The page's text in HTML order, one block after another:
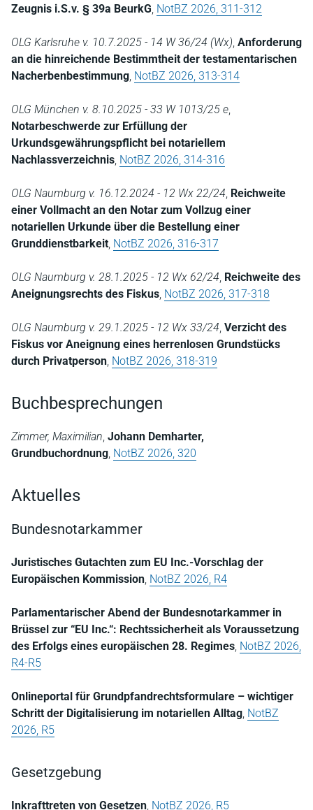
Zeugnis i.S.v. § 39a BeurkG, NotBZ 2026, 311-312
OLG Karlsruhe v. 10.7.2025 - 14 W 36/24 (Wx), Anforderung
an die hinreichende Bestimmtheit der testamentarischen
Nacherbenbestimmung, NotBZ 2026, 313-314
OLG München v. 8.10.2025 - 33 W 1013/25 e,
Notarbeschwerde zur Erfüllung der
Urkundsgewährungspflicht bei notariellem
Nachlassverzeichnis, NotBZ 2026, 314-316
OLG Naumburg v. 16.12.2024 - 12 Wx 22/24, Reichweite
einer Vollmacht an den Notar zum Vollzug einer
notariellen Urkunde über die Bestellung einer
Grunddienstbarkeit, NotBZ 2026, 316-317
OLG Naumburg v. 28.1.2025 - 12 Wx 62/24, Reichweite des
Aneignungsrechts des Fiskus, NotBZ 2026, 317-318
OLG Naumburg v. 29.1.2025 - 12 Wx 33/24, Verzicht des
Fiskus vor Aneignung eines herrenlosen Grundstücks
durch Privatperson, NotBZ 2026, 318-319
Buchbesprechungen
Zimmer, Maximilian, Johann Demharter,
Grundbuchordnung, NotBZ 2026, 320
Aktuelles
Bundesnotarkammer
Juristisches Gutachten zum EU Inc.-Vorschlag der
Europäischen Kommission, NotBZ 2026, R4
Parlamentarischer Abend der Bundesnotarkammer in
Brüssel zur “EU Inc.“: Rechtssicherheit als Voraussetzung
des Erfolgs eines europäischen 28. Regimes, NotBZ 2026,
R4-R5
Onlineportal für Grundpfandrechtsformulare – wichtiger
Schritt der Digitalisierung im notariellen Alltag, NotBZ
2026, R5
Gesetzgebung
Inkrafttreten von Gesetzen, NotBZ 2026, R5